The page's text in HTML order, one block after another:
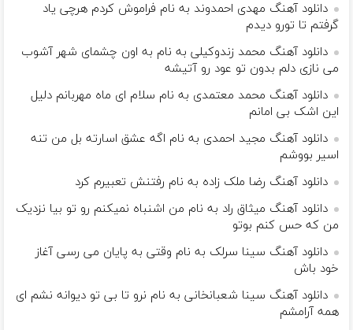
دانلود آهنگ مهدی احمدوند به نام فراموش کردم هرچی یاد
گرفتم تا تورو دیدم
دانلود آهنگ محمد زندوکیلی به نام به اون چشمای شهر آشوب
می نازی دلم بدون تو عود رو آتیشه
دانلود آهنگ محمد معتمدی به نام سلام ای ماه مهربانم دلیل
این اشک بی امانم
دانلود آهنگ مجید احمدی به نام اگه عشق اسارته بل من تنه
اسیر بووشم
دانلود آهنگ رضا ملک زاده به نام رفتنش تعبیرم کرد
دانلود آهنگ میثاق راد به نام من اشنباه نمیکنم رو تو بیا نزدیک
من که حس کنم بوتو
دانلود آهنگ سینا سرلک به نام وقتی به پایان می رسی آغاز
خود باش
دانلود آهنگ سینا شعبانخانی به نام نرو تا بی تو دیوانه نشم ای
همه آرامشم